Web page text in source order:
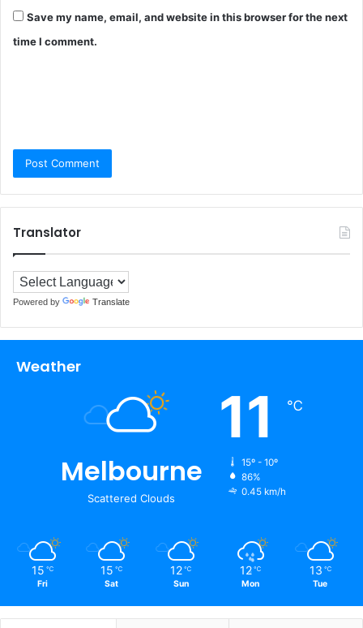
Save my name, email, and website in this browser for the next
time I comment.
Translator
Powered by Translate
Weather
Melbourne
Scattered Clouds
11 ℃
15º - 10º
86%
0.45 km/h
15 ℃
Fri
15 ℃
Sat
12 ℃
Sun
12 ℃
Mon
13 ℃
Tue